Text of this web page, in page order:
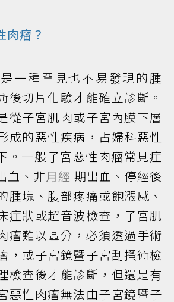
肉瘤？
一種罕見也不易發現的腫
後切片化驗才能確立診斷。
從子宮肌肉或子宮內膜下層
成的惡性疾病，占婦科惡性
。一般子宮惡性肉瘤常見症
血、非月經 期出血、停經後
腫塊、腹部疼痛或飽漲感、
症狀或超音波檢查，子宮肌
瘤難以區分，必須透過手術
，或子宮鏡暨子宮刮搔術檢
檢查後才能診斷，但還是有
惡性肉瘤無法由子宮鏡暨子